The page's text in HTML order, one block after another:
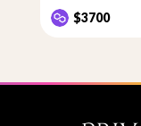
$3700